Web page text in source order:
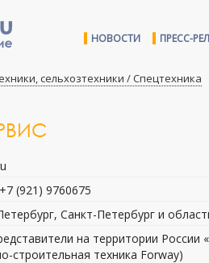
НОВОСТИ ПРЕСС-
сельхозтехники / Спецтехника
(921) 9760675
Санкт-Петербург и
на территории России
строительная техника Forway)